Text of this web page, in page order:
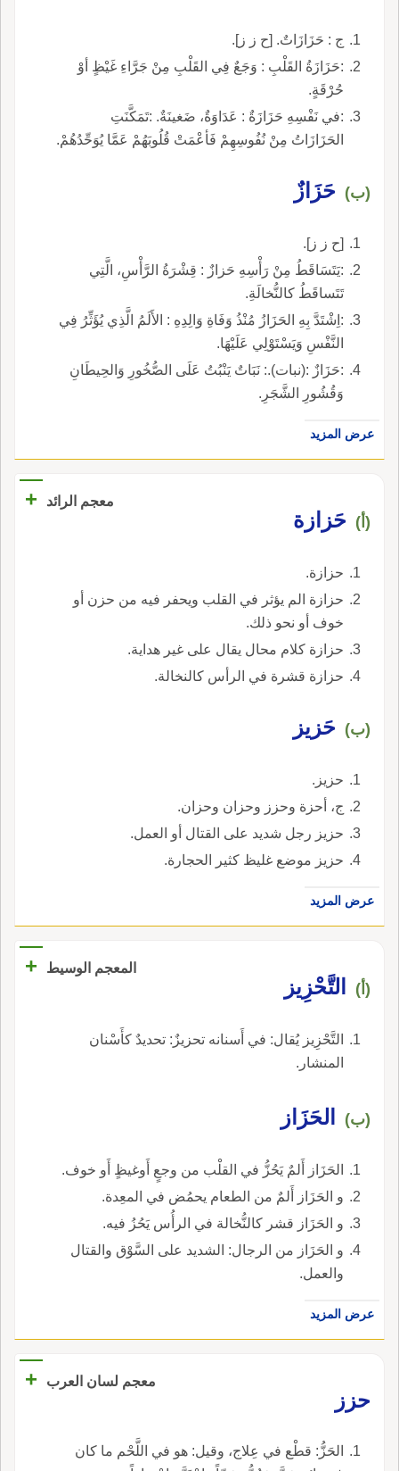
ج : حَزَازَاتٌ. [ح ز ز].
:حَزَازَةُ القَلْبِ : وَجَعٌ فِي القَلْبِ مِنْ جَرَّاءِ غَيْظٍ أوْ
حُرْقَةٍ.
:في نَفْسِهِ حَزَازَةٌ : عَدَاوَةٌ، ضَغينَةٌ. :تَمَكَّنَتِ
الحَزَازَاتُ مِنْ نُفُوسِهِمْ فَأعْمَتْ قُلُوبَهُمْ عَمَّا يُوَحِّدُهُمْ.
(ب) حَزَازٌ
[ح ز ز].
:يَتَسَاقَطُ مِنْ رَأْسِهِ حَزازٌ : قِشْرَةُ الرَّأْسِ، الَّتِي
تَتَساقَطُ كالنُّخالَةِ.
:اِشْتَدَّ بِهِ الحَزَازُ مُنْذُ وَفَاةِ وَالِدِهِ : الأَلَمُ الَّذِي يُؤَثِّرُ فِي
النَّفْسِ وَيَسْتَوْلِي عَلَيْهَا.
:حَزَازٌ :(نبات).: نَبَاتٌ يَنْبُتُ عَلَى الصُّخُورِ وَالحِيطَانِ
وَقُشُورِ الشَّجَرِ.
عرض المزيد
معجم الرائد +
(أ) حَزازة
حزازة.
حزازة الم يؤثر في القلب ويحفر فيه من حزن أو
خوف أو نحو ذلك.
حزازة كلام محال يقال على غير هداية.
حزازة قشرة في الرأس كالنخالة.
(ب) حَزيز
حزيز.
ج، أحزة وحزز وحزان وحزان.
حزيز رجل شديد على القتال أو العمل.
حزيز موضع غليظ كثير الحجارة.
عرض المزيد
المعجم الوسيط +
(أ) التَّحْزِيز
التَّحْزِيز يُقال: في أَسنانه تحزيزٌ: تحديدٌ كأَسْنان
المنشار.
(ب) الحَزَاز
الحَزَاز أَلمٌ يَحُزُّ في القلْب من وجعٍ أَوغيظٍ أَو خوف.
و الحَزَاز أَلمٌ من الطعام يحمُض في المعِدة.
و الحَزَاز قشر كالنُّخالة في الرأُس يَحُزُ فيه.
و الحَزَاز من الرجال: الشديد على السَّوْق والقتال
والعمل.
عرض المزيد
معجم لسان العرب
+
حزز
الحَزُّ: قطْع في عِلاج، وقيل: هو في اللَّحْم ما كان